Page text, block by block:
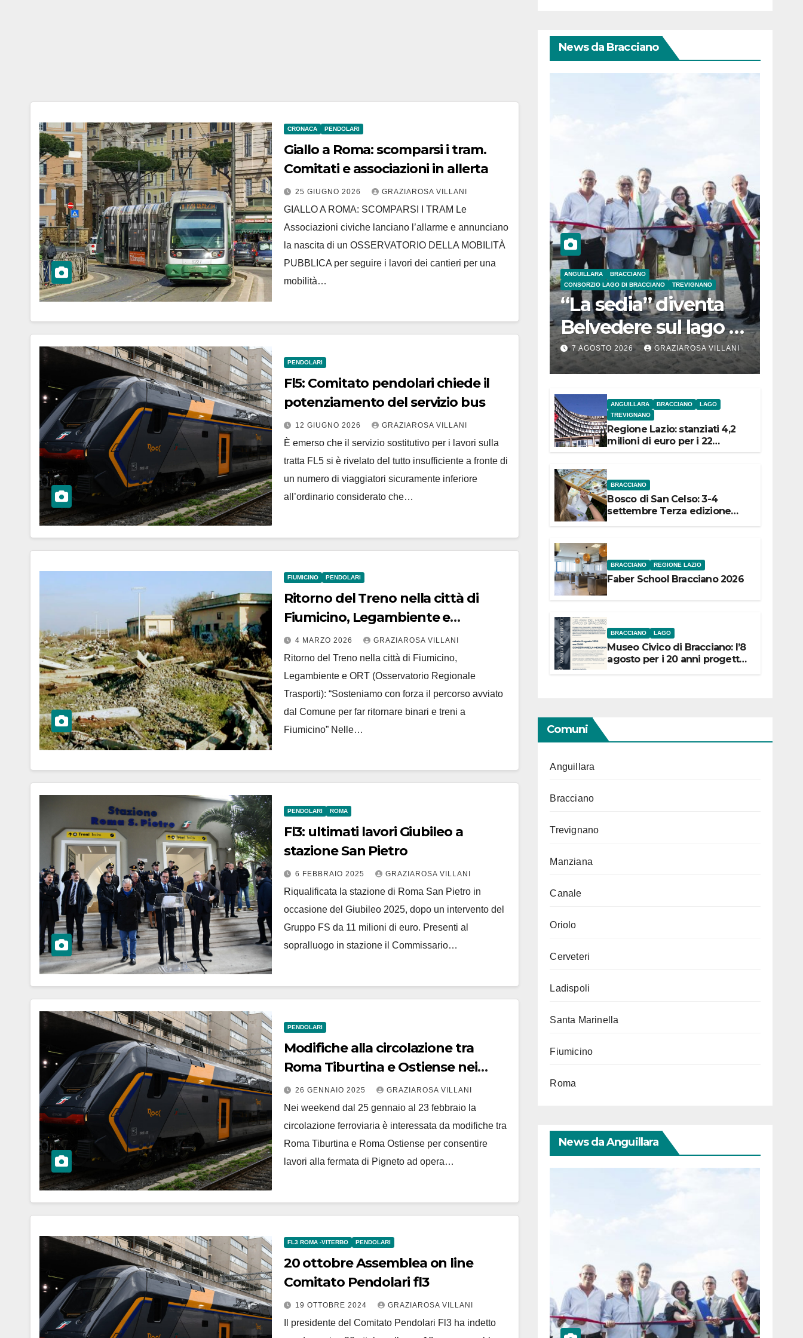
CRONACA PENDOLARI
Giallo a Roma: scomparsi i tram.
Comitati e associazioni in allerta
25 GIUGNO 2026 GRAZIAROSA VILLANI
GIALLO A ROMA: SCOMPARSI I TRAM Le
Associazioni civiche lanciano l’allarme e annunciano
la nascita di un OSSERVATORIO DELLA MOBILITÀ
PUBBLICA per seguire i lavori dei cantieri per una
mobilità…
PENDOLARI
Fl5: Comitato pendolari chiede il
potenziamento del servizio bus
12 GIUGNO 2026 GRAZIAROSA VILLANI
È emerso che il servizio sostitutivo per i lavori sulla
tratta FL5 si è rivelato del tutto insufficiente a fronte di
un numero di viaggiatori sicuramente inferiore
all’ordinario considerato che…
FIUMICINO PENDOLARI
Ritorno del Treno nella città di
Fiumicino, Legambiente e
Osservatorio Regionale Trasporti
insieme per traguardo
4 MARZO 2026 GRAZIAROSA VILLANI
Ritorno del Treno nella città di Fiumicino,
Legambiente e ORT (Osservatorio Regionale
Trasporti): “Sosteniamo con forza il percorso avviato
dal Comune per far ritornare binari e treni a
Fiumicino” Nelle…
PENDOLARI ROMA
Fl3: ultimati lavori Giubileo a
stazione San Pietro
6 FEBBRAIO 2025 GRAZIAROSA VILLANI
Riqualificata la stazione di Roma San Pietro in
occasione del Giubileo 2025, dopo un intervento del
Gruppo FS da 11 milioni di euro. Presenti al
sopralluogo in stazione il Commissario…
PENDOLARI
Modifiche alla circolazione tra
Roma Tiburtina e Ostiense nei
weekend dal 25 gennaio al 23
febbraio
26 GENNAIO 2025 GRAZIAROSA VILLANI
Nei weekend dal 25 gennaio al 23 febbraio la
circolazione ferroviaria è interessata da modifiche tra
Roma Tiburtina e Roma Ostiense per consentire
lavori alla fermata di Pigneto ad opera…
FL3 ROMA -VITERBO PENDOLARI
20 ottobre Assemblea on line
Comitato Pendolari fl3
19 OTTOBRE 2024 GRAZIAROSA VILLANI
Il presidente del Comitato Pendolari Fl3 ha indetto
News da Bracciano
ANGUILLARA
BRACCIANO
CONSORZIO LAGO DI BRACCIANO
TREVIGNANO
“La sedia” diventa
Belvedere sul lago di
Bracciano: ieri
l’inaugurazione
7 AGOSTO 2026 GRAZIAROSA VILLANI
ANGUILLARA BRACCIANO
LAGO
TREVIGNANO
Regione Lazio: stanziati 4,2
milioni di euro per i 22
BRACCIANO
Bosco di San Celso: 3-4
settembre Terza edizione
BRACCIANO REGIONE LAZIO
Faber School Bracciano 2026
BRACCIANO LAGO
Museo Civico di Bracciano: l’8
agosto per i 20 anni progetto
Comuni
Anguillara
Bracciano
Trevignano
Manziana
Canale
Oriolo
Cerveteri
Ladispoli
Santa Marinella
Fiumicino
Roma
News da Anguillara